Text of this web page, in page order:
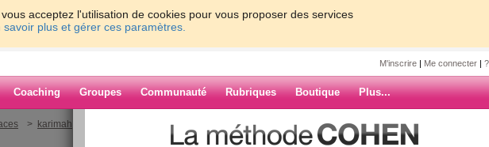
acceptez l'utilisation de cookies pour vous proposer des services
savoir plus et gérer ces paramètres.
M'inscrire | Me connecter |
Coaching Groupes Communauté Rubriques Boutique Plus...
> karimah